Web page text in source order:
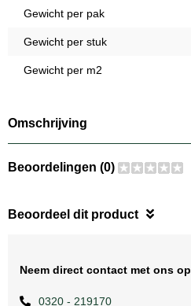
Gewicht per pak
Gewicht per stuk
Gewicht per m2
Omschrijving
Beoordelingen (0)
Beoordeel dit product
Neem direct contact met ons op
0320 - 219170